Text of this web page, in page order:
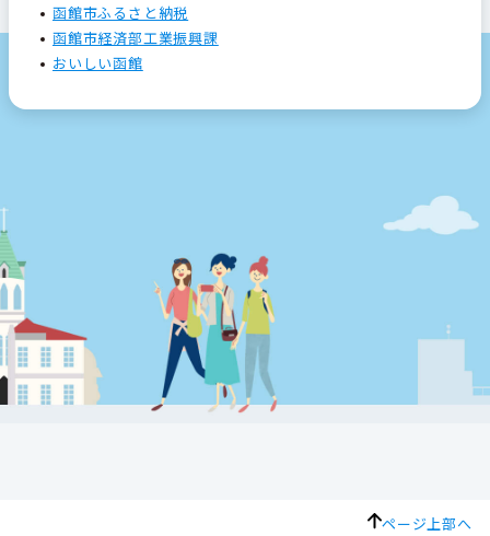
函館市ふるさと納税
函館市経済部工業振興課
おいしい函館
ページ上部へ